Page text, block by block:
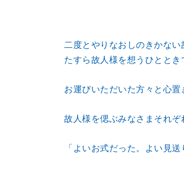
二度とやりなおしのきかな
たすら故人様を想うひととき
お運びいただいた方々と心置
故人様を偲ぶみなさまそれぞ
「よいお式だった。よい見送